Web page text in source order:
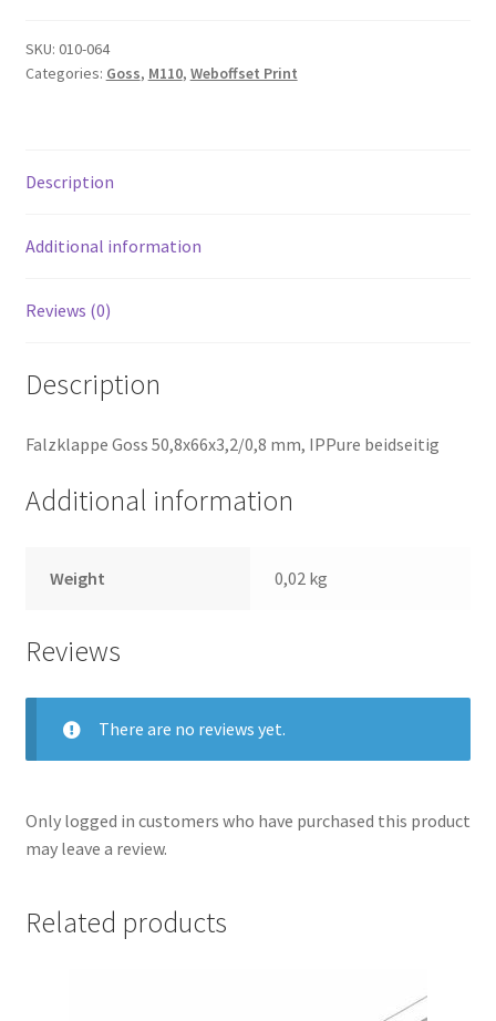
SKU: 010-064
Categories: Goss, M110, Weboffset Print
Description
Additional information
Reviews (0)
Description
Falzklappe Goss 50,8x66x3,2/0,8 mm, IPPure beidseitig
Additional information
Weight 0,02 kg
Reviews
There are no reviews yet.
Only logged in customers who have purchased this product
may leave a review.
Related products